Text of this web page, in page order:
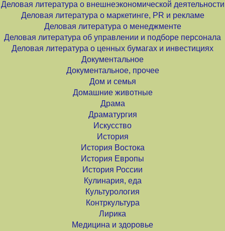
Деловая литература о внешнеэкономической деятельности
Деловая литература о маркетинге, PR и рекламе
Деловая литература о менеджменте
Деловая литература об управлении и подборе персонала
Деловая литература о ценных бумагах и инвестициях
Документальное
Документальное, прочее
Дом и семья
Домашние животные
Драма
Драматургия
Искусство
История
История Востока
История Европы
История России
Кулинария, еда
Культурология
Контркультура
Лирика
Медицина и здоровье